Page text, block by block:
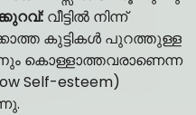
വീട്ടിൽ നിന്ന്
കുട്ടികൾ പുറത്തുള്ള
കൊള്ളാത്തവരാണെന്ന
Self-esteem)